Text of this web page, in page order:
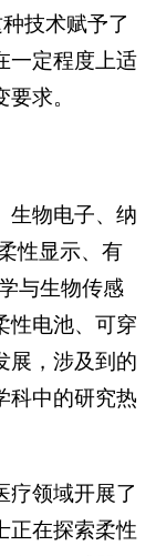
技术赋予了
一定程度上适
求。
生物电子、纳
性显示、有
与生物传感
性电池、可穿
展，涉及到的
科中的研究热
疗领域开展了
正在探索柔性